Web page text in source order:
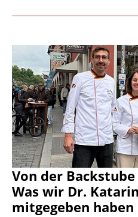
Von der
Was wir Dr.
mitgegeben haben